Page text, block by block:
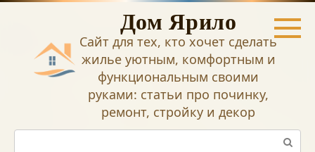
Перейти
Дом Ярило
Сайт для тех, кто хочет сделать
жилье уютным, комфортным и
функциональным своими
руками: статьи про починку,
ремонт, стройку и декор
Поиск: